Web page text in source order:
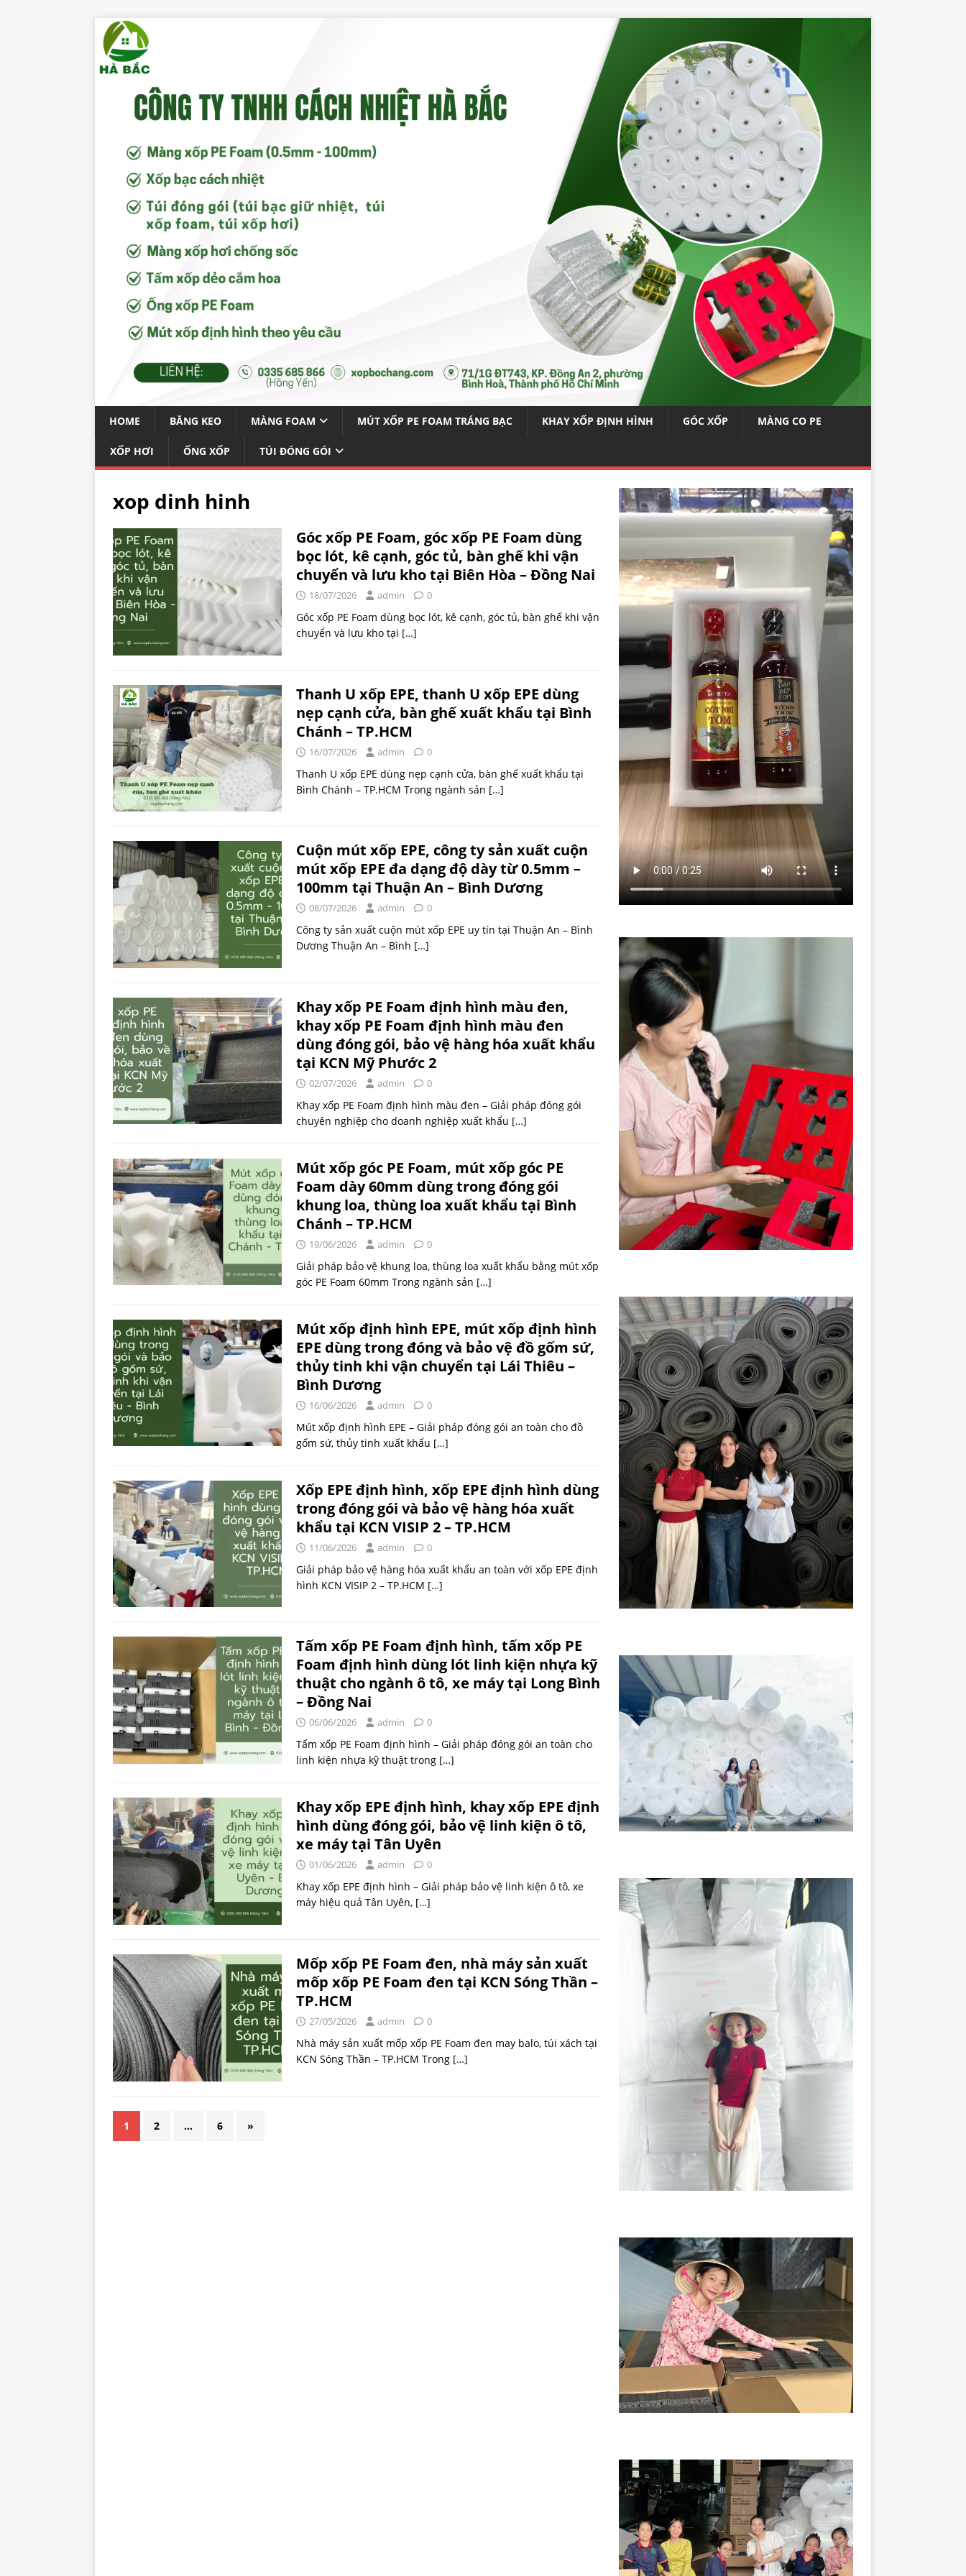
HOME BĂNG KEO MÀNG FOAM MÚT XỐP PE FOAM TRÁNG BẠC KHAY XỐP ĐỊNH HÌNH GÓC XỐP MÀNG CO PE
XỐP HƠI ỐNG XỐP TÚI ĐÓNG GÓI
xop dinh hinh
Góc xốp PE Foam, góc xốp PE Foam dùng
bọc lót, kê cạnh, góc tủ, bàn ghế khi vận
chuyển và lưu kho tại Biên Hòa – Đồng Nai
18/07/2026 admin 0
Góc xốp PE Foam dùng bọc lót, kê cạnh, góc tủ, bàn ghế khi vận
chuyển và lưu kho tại […]
Thanh U xốp EPE, thanh U xốp EPE dùng
nẹp cạnh cửa, bàn ghế xuất khẩu tại Bình
Chánh – TP.HCM
16/07/2026 admin 0
Thanh U xốp EPE dùng nẹp cạnh cửa, bàn ghế xuất khẩu tại
Bình Chánh – TP.HCM Trong ngành sản […]
Cuộn mút xốp EPE, công ty sản xuất cuộn
mút xốp EPE đa dạng độ dày từ 0.5mm –
100mm tại Thuận An – Bình Dương
08/07/2026 admin 0
Công ty sản xuất cuộn mút xốp EPE uy tín tại Thuận An – Bình
Dương Thuận An – Bình […]
Khay xốp PE Foam định hình màu đen,
khay xốp PE Foam định hình màu đen
dùng đóng gói, bảo vệ hàng hóa xuất khẩu
tại KCN Mỹ Phước 2
02/07/2026 admin 0
Khay xốp PE Foam định hình màu đen – Giải pháp đóng gói
chuyên nghiệp cho doanh nghiệp xuất khẩu […]
Mút xốp góc PE Foam, mút xốp góc PE
Foam dày 60mm dùng trong đóng gói
khung loa, thùng loa xuất khẩu tại Bình
Chánh – TP.HCM
19/06/2026 admin 0
Giải pháp bảo vệ khung loa, thùng loa xuất khẩu bằng mút xốp
góc PE Foam 60mm Trong ngành sản […]
Mút xốp định hình EPE, mút xốp định hình
EPE dùng trong đóng và bảo vệ đồ gốm sứ,
thủy tinh khi vận chuyển tại Lái Thiêu –
Bình Dương
16/06/2026 admin 0
Mút xốp định hình EPE – Giải pháp đóng gói an toàn cho đồ
gốm sứ, thủy tinh xuất khẩu […]
Xốp EPE định hình, xốp EPE định hình dùng
trong đóng gói và bảo vệ hàng hóa xuất
khẩu tại KCN VISIP 2 – TP.HCM
11/06/2026 admin 0
Giải pháp bảo vệ hàng hóa xuất khẩu an toàn với xốp EPE định
hình KCN VISIP 2 – TP.HCM […]
Tấm xốp PE Foam định hình, tấm xốp PE
Foam định hình dùng lót linh kiện nhựa kỹ
thuật cho ngành ô tô, xe máy tại Long Bình
– Đồng Nai
06/06/2026 admin 0
Tấm xốp PE Foam định hình – Giải pháp đóng gói an toàn cho
linh kiện nhựa kỹ thuật trong […]
Khay xốp EPE định hình, khay xốp EPE định
hình dùng đóng gói, bảo vệ linh kiện ô tô,
xe máy tại Tân Uyên
01/06/2026 admin 0
Khay xốp EPE định hình – Giải pháp bảo vệ linh kiện ô tô, xe
máy hiệu quả Tân Uyên, […]
Mốp xốp PE Foam đen, nhà máy sản xuất
mốp xốp PE Foam đen tại KCN Sóng Thần –
TP.HCM
27/05/2026 admin 0
Nhà máy sản xuất mốp xốp PE Foam đen may balo, túi xách tại
KCN Sóng Thần – TP.HCM Trong […]
1 2 … 6 »